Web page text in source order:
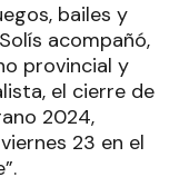
bailes y
acompañó,
provincial y
el cierre de
2024,
23 en el